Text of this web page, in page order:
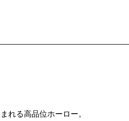
れる高品位ホーロー。